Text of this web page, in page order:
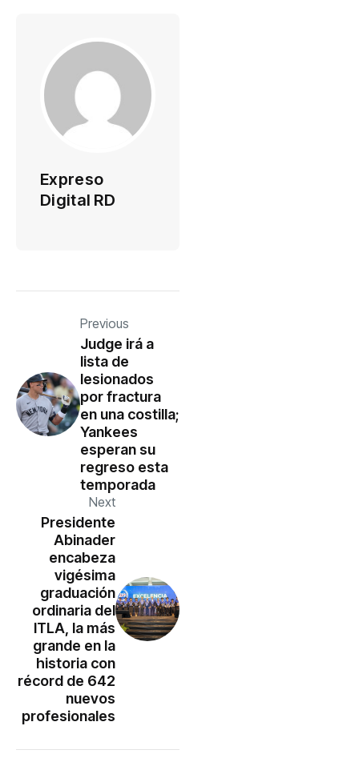
Expreso
Digital RD
Previous
Judge irá a
lista de
lesionados
por fractura
en una costilla;
Yankees
esperan su
regreso esta
temporada
Next
Presidente
Abinader
encabeza
vigésima
graduación
ordinaria del
ITLA, la más
grande en la
historia con
récord de 642
nuevos
profesionales